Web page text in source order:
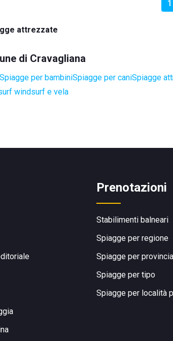
1
attrezzate
di Cravagliana
Spiagge per bambiniSpiagge per caniSpiagge
windsurf e vela
Prenotazioni
Stabilimenti balneari
Spiagge per regione
Spiagge per provincia
Spiagge per tipo
Spiagge per località